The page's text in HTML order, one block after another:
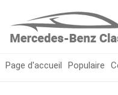
Page d'accueil Populaire